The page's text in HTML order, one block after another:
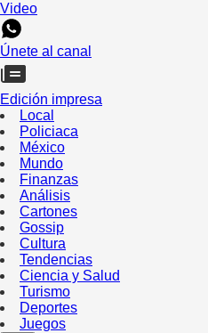
Video
Únete al canal
Edición impresa
Local
Policiaca
México
Mundo
Finanzas
Análisis
Cartones
Gossip
Cultura
Tendencias
Ciencia y Salud
Turismo
Deportes
Juegos